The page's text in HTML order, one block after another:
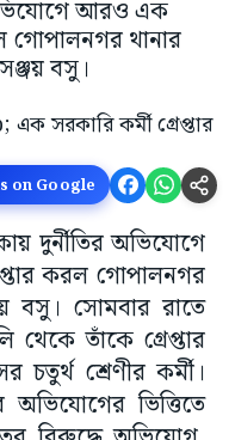
আরও এক
গোপালনগর থানার
বসু।
on Google
দুর্নীতির অভিযোগে
করল গোপালনগর
বসু। সোমবার রাতে
তাঁকে গ্রেপ্তার
শ্রেণীর কর্মী।
ভিত্তিতে